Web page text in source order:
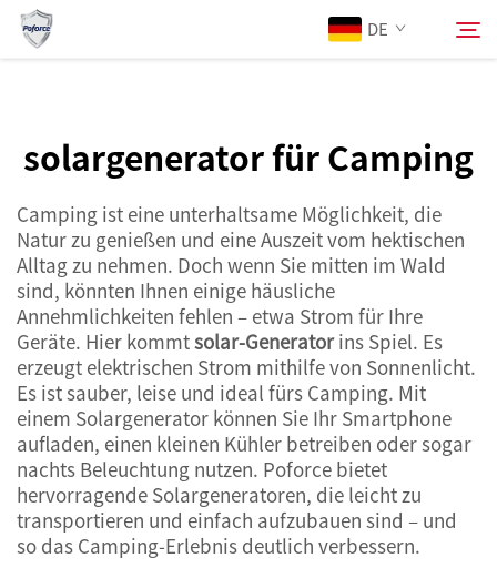
Solar-Generatoren
ins Spiel.">
DE
Produkte
Dienstleistungen
Neuigkeiten
Kontaktieren Sie uns
Suchen
solargenerator für Camping
Camping ist eine unterhaltsame Möglichkeit, die
Natur zu genießen und eine Auszeit vom hektischen
Alltag zu nehmen. Doch wenn Sie mitten im Wald
sind, könnten Ihnen einige häusliche
Annehmlichkeiten fehlen – etwa Strom für Ihre
Geräte. Hier kommtsolar-Generatorins Spiel. Es
erzeugt elektrischen Strom mithilfe von Sonnenlicht.
Es ist sauber, leise und ideal fürs Camping. Mit
einem Solargenerator können Sie Ihr Smartphone
aufladen, einen kleinen Kühler betreiben oder sogar
nachts Beleuchtung nutzen. Poforce bietet
hervorragende Solargeneratoren, die leicht zu
transportieren und einfach aufzubauen sind – und
so das Camping-Erlebnis deutlich verbessern.